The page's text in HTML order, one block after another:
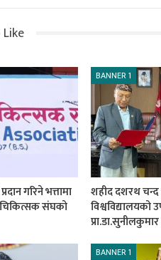
गरिने भत्तामा
संघको
BANNER 1
शहीद दशरथ चन्द
विश्वविद्यालयको
BANNER 1